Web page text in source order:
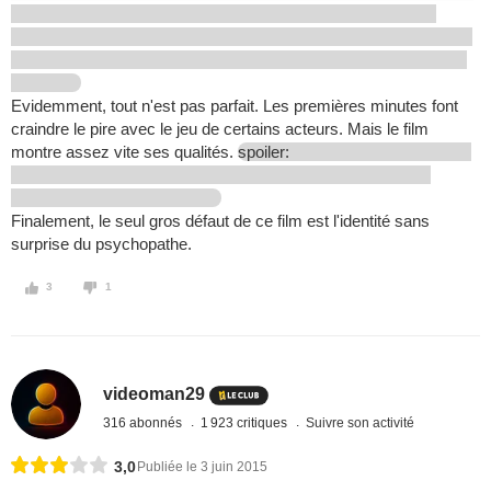
Evidemment, tout n'est pas parfait. Les premières minutes font
craindre le pire avec le jeu de certains acteurs. Mais le film
montre assez vite ses qualités. spoiler:
Finalement, le seul gros défaut de ce film est l'identité sans
surprise du psychopathe.
3 1
videoman29
316 abonnés 1 923 critiques Suivre son activité
3,0 Publiée le 3 juin 2015